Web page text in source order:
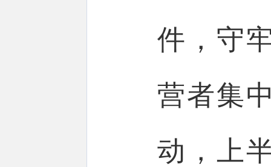
件，守
营者集
动，上